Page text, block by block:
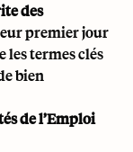
des
premier jour
les termes clés
bien
de l’Emploi